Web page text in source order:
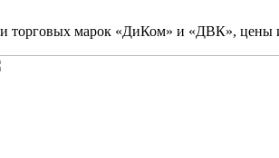
торговых марок «ДиКом» и «ДВК», цены и